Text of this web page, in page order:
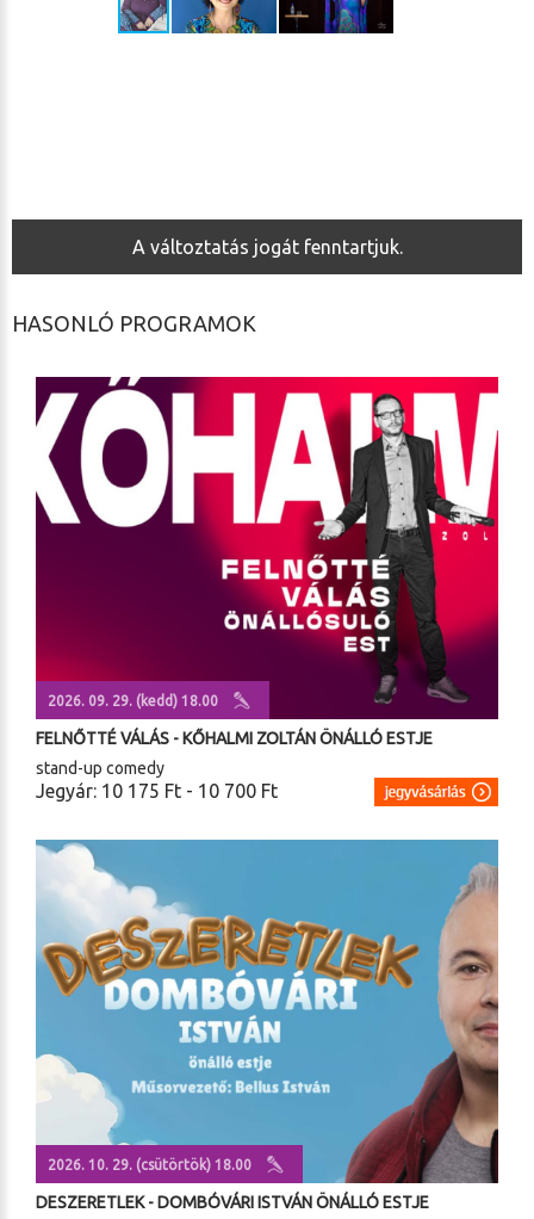
A változtatás jogát fenntartjuk.
HASONLÓ PROGRAMOK
2026. 09. 29. (kedd) 18.00
FELNŐTTÉ VÁLÁS - KŐHALMI ZOLTÁN ÖNÁLLÓ ESTJE
stand-up comedy
Jegyár: 10 175 Ft - 10 700 Ft
2026. 10. 29. (csütörtök) 18.00
DESZERETLEK - DOMBÓVÁRI ISTVÁN ÖNÁLLÓ ESTJE